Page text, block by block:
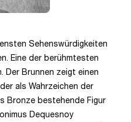
Sehenswürdigkeiten
Eine der berühmtesten
Der Brunnen zeigt einen
als Wahrzeichen der
Bronze bestehende Figur
Dequesnoy